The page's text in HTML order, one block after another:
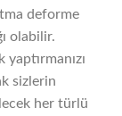
deforme
olabilir.
yaptırmanızı
sizlerin
her türlü